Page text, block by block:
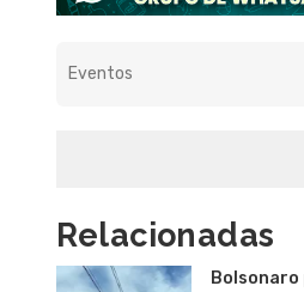
Relacionadas
Bolsonaro